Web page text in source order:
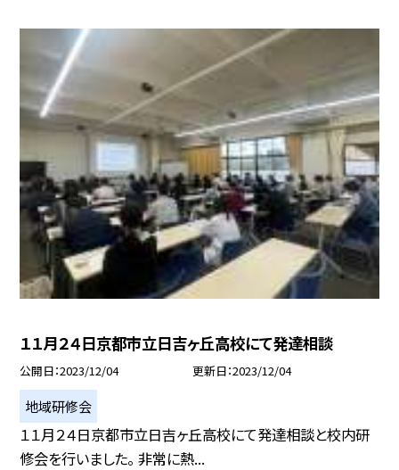
１１月２４日京都市立日吉ヶ丘高校にて発達相談
公開日 2023/12/04 更新日 2023/12/04
地域研修会
１１月２４日京都市立日吉ヶ丘高校にて発達相談と校内研
修会を行いました。 非常に熱...